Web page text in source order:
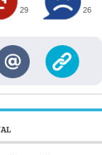
29 26